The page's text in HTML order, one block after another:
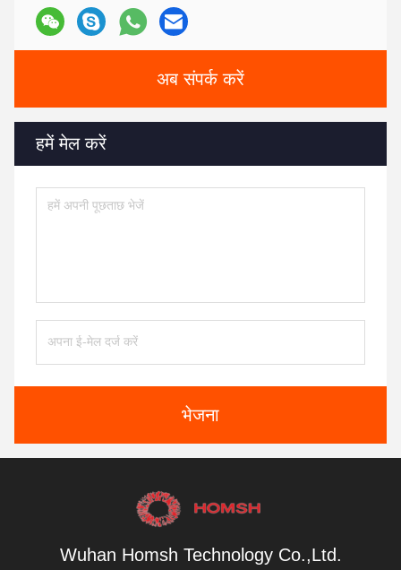
अब संपर्क करें
हमें मेल करें
भेजना
Wuhan Homsh Technology Co.,Ltd.